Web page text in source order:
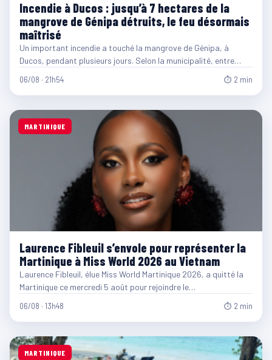
Incendie à Ducos : jusqu’à 7 hectares de la
mangrove de Génipa détruits, le feu désormais
maîtrisé
Un important incendie a touché la mangrove de Génipa, à
Ducos, pendant plusieurs jours. Selon la municipalité, entre…
06/08 · 21h54 ⏱ 2 min
MARTINIQUE
Laurence Fibleuil s’envole pour représenter la
Martinique à Miss World 2026 au Vietnam
Laurence Fibleuil, élue Miss World Martinique 2026, a quitté la
Martinique ce mercredi 5 août pour rejoindre le…
06/08 · 13h48 ⏱ 2 min
MARTINIQUE